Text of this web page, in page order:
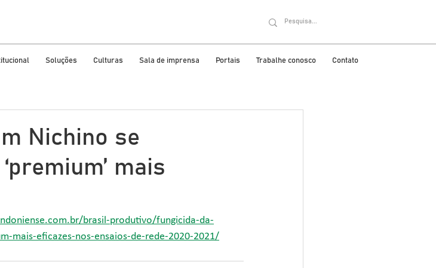
Soluções Culturas Sala de imprensa Portais Trabalhe conosco Contato
Nichino se
mais
brasil-produtivo/fungicida-da-
mais-eficazes-nos-ensaios-de-rede-2020-2021/